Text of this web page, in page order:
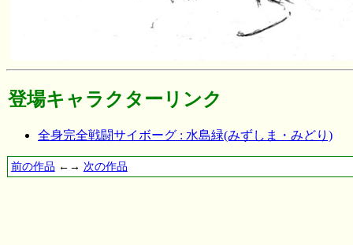
登場キャラクターリンク
全身完全戦闘サイボーグ : 水島緑(みずしま・みどり)
前の作品 ←→ 次の作品